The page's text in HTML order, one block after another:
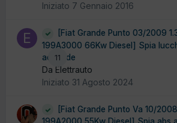
Iniziato 7 Gennaio 2016
11
[Fiat Grande Punto 03/2009
199A3000 66Kw Diesel] Spia
accende
Da Elettrauto
Iniziato 31 Agosto 2024
[Fiat Grande Punto Va 10/